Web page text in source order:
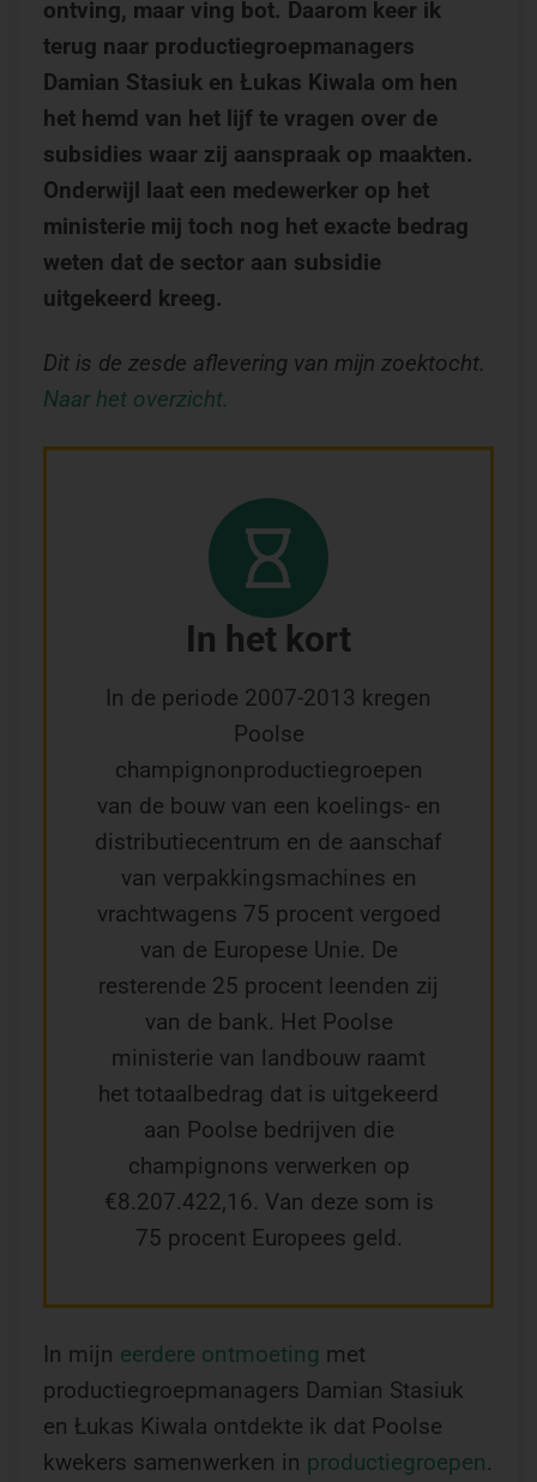
ontving, maar ving bot. Daarom keer ik
terug naar productiegroepmanagers
Damian Stasiuk en Łukas Kiwala om hen
het hemd van het lijf te vragen over de
subsidies waar zij aanspraak op maakten.
Onderwijl laat een medewerker op het
ministerie mij toch nog het exacte bedrag
weten dat de sector aan subsidie
uitgekeerd kreeg.
Dit is de zesde aflevering van mijn zoektocht.
Naar het overzicht.
In het kort
In de periode 2007-2013 kregen
Poolse
champignonproductiegroepen
van de bouw van een koelings- en
distributiecentrum en de aanschaf
van verpakkingsmachines en
vrachtwagens 75 procent vergoed
van de Europese Unie. De
resterende 25 procent leenden zij
van de bank. Het Poolse
ministerie van landbouw raamt
het totaalbedrag dat is uitgekeerd
aan Poolse bedrijven die
champignons verwerken op
€8.207.422,16. Van deze som is
75 procent Europees geld.
In mijn eerdere ontmoeting met
productiegroepmanagers Damian Stasiuk
en Łukas Kiwala ontdekte ik dat Poolse
kwekers samenwerken in productiegroepen.